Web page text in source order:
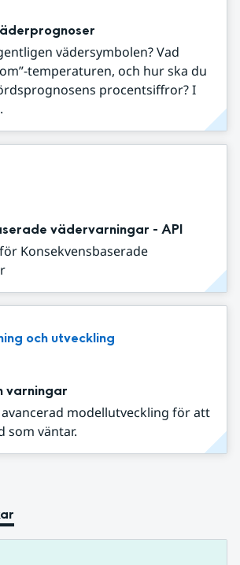
vädersymbolen? Vad
temperaturen, och hur ska du
procentsiffror? I
vädervarningar - API
Konsekvensbaserade
och utveckling
varningar
modellutveckling för att
som väntar.